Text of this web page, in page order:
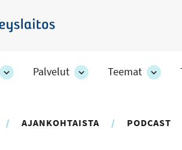
TutkimusPalvelut
PalvelutTeemat
AJANKOHTAISTA PODCAST